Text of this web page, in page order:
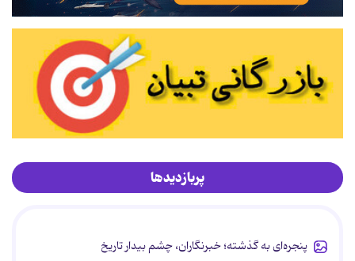
پربازدیدها
پنجره‌ای به گذشته؛ خبرنگاران، چشم بیدار تاریخ